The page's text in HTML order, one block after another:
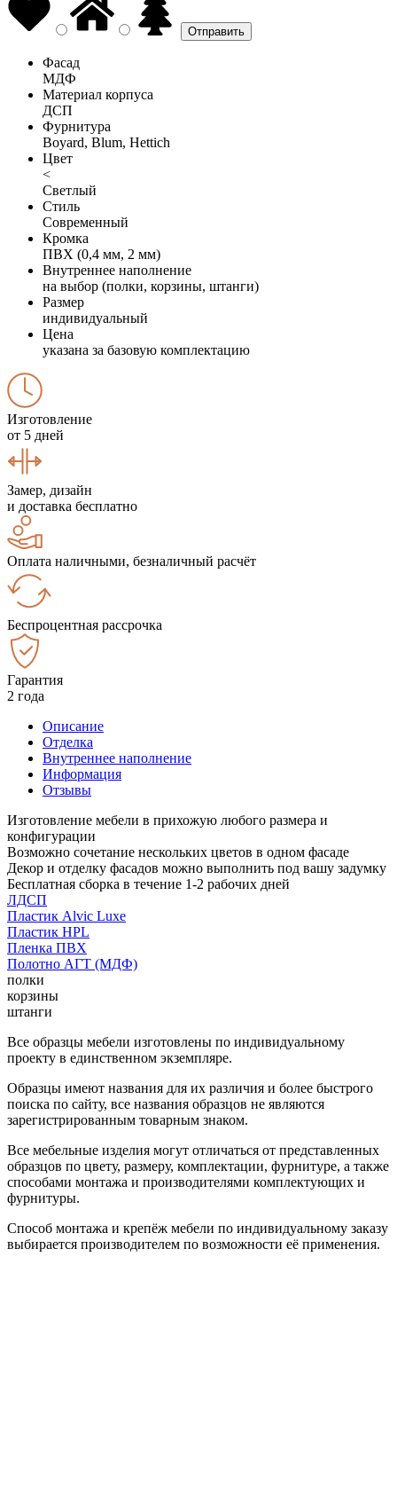
Фасад
МДФ
Материал корпуса
ДСП
Фурнитура
Boyard, Blum, Hettich
Цвет
<
Светлый
Стиль
Современный
Кромка
ПВХ (0,4 мм, 2 мм)
Внутреннее наполнение
на выбор (полки, корзины, штанги)
Размер
индивидуальный
Цена
указана за базовую комплектацию
Изготовление
от 5 дней
Замер, дизайн
и доставка бесплатно
Оплата наличными, безналичный расчёт
Беспроцентная рассрочка
Гарантия
2 года
Описание
Отделка
Внутреннее наполнение
Информация
Отзывы
Изготовление мебели в прихожую любого размера и
конфигурации
Возможно сочетание нескольких цветов в одном фасаде
Декор и отделку фасадов можно выполнить под вашу задумку
Бесплатная сборка в течение 1-2 рабочих дней
ЛДСП
Пластик Alvic Luxe
Пластик HPL
Пленка ПВХ
Полотно АГТ (МДФ)
полки
корзины
штанги
Все образцы мебели изготовлены по индивидуальному
проекту в единственном экземпляре.
Образцы имеют названия для их различия и более быстрого
поиска по сайту, все названия образцов не являются
зарегистрированным товарным знаком.
Все мебельные изделия могут отличаться от представленных
образцов по цвету, размеру, комплектации, фурнитуре, а также
способами монтажа и производителями комплектующих и
фурнитуры.
Способ монтажа и крепёж мебели по индивидуальному заказу
выбирается производителем по возможности её применения.